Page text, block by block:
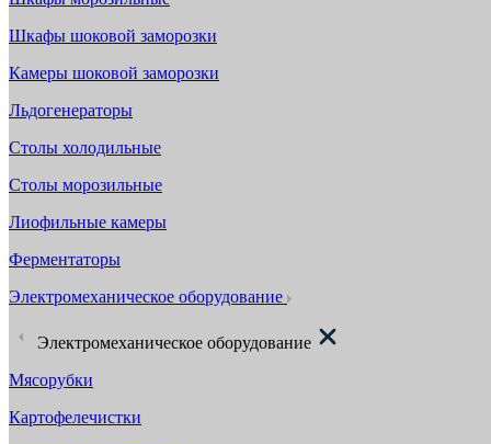
Шкафы шоковой заморозки
Камеры шоковой заморозки
Льдогенераторы
Столы холодильные
Столы морозильные
Лиофильные камеры
Ферментаторы
Электромеханическое оборудование
Электромеханическое оборудование
Мясорубки
Картофелечистки